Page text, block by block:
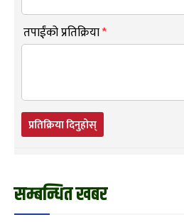
तपाईंको प्रतिक्रिया*
प्रतिक्रिया दिनुहोस्
सम्बन्धित खबर